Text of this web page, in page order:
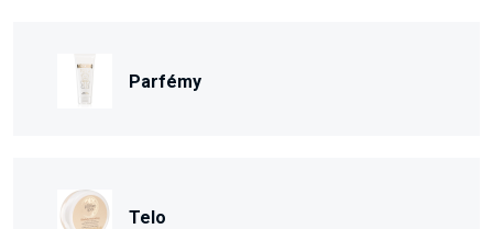
Parfémy
Telo